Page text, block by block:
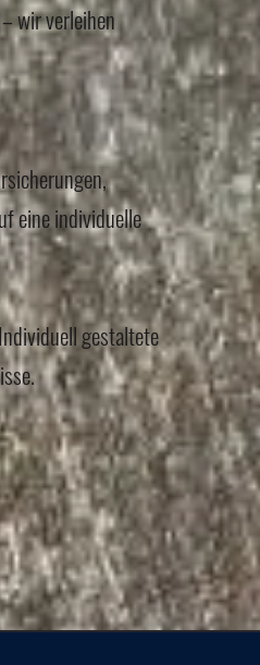
wir verleihen
eine individuelle
gestaltete